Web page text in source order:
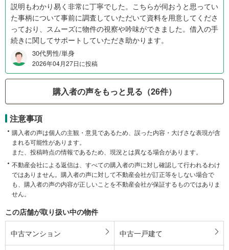
説明もわかり易く非常に丁寧でした。こちらが伺おうと思ってい
た事柄について事前に調査していただいて資料を用意してくださ
っており、スムーズに物件の視察や吟味ができました。借入の手
続きに関してサポートしていただき助かります。
30代男性/単身
2026年04月27日に投稿
購入者の声をもっと見る（26件）
注意事項
購入者の声は個人の主観・意見であるため、誤った内容・大げさな表現が含
まれる可能性があります。
また、投稿時点の情報であるため、現況とは異なる場合があります。
不動産会社による返信は、すべての購入者の声に対し確認して行われるわけ
ではありません。購入者の声に対して不動産会社が訂正等をしない場合で
も、購入者の声の内容が正しいことを不動産会社が保証するものではありま
せん。
この店舗が取り扱い中の物件
中古マンション 中古一戸建て